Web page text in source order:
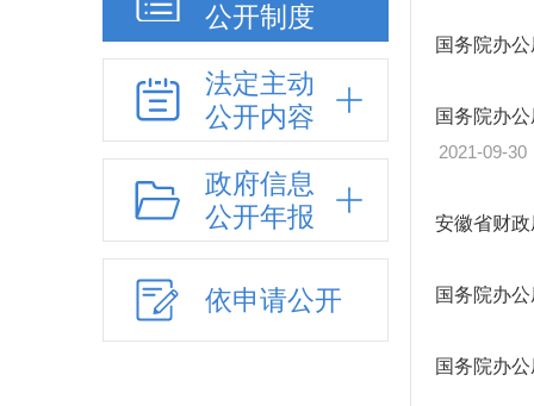
公开制度
法定主动
公开内容
政府信息
公开年报
依申请公开
国务院办
国务院办
2021-09-30
安徽省财
国务院办
国务院办